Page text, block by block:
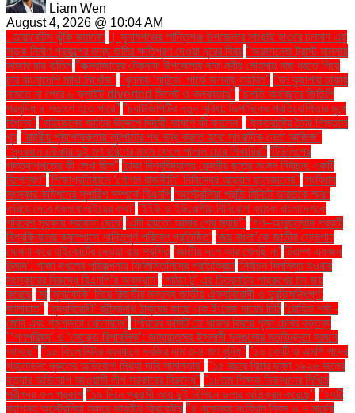
Liam Wen
August 4, 2026 @ 10:04 AM
. ডায়াবেটিস ঝুঁকি কমানো:
। সুনামগঞ্জের শান্তিগঞ্জ উপজেলার সাংহাই হাওরে চলমান এই
সড়ক নির্মাণ প্রকল্পের জন্য জমির ক্ষতিপূরণ দেওয়া দূরের বিষয় ''অরফানেজ ট্রাস্ট মামলায়
সাজার রায় বাতিল ''কক্সবাজারের টেকনাফ উপজেলার নাফ নদীর মোহনায় মাছ ধরতে গিয়ে
চার বাংলাদেশি মাঝি নিখোঁজ'' ''খুলনায় ‘নাটুকে’ পার্কে জলবায়ু তহবিল'' ''ঘন কুয়াশায় ঢাকায়
নামতে না পেরে ৬ ফ্লাইট diverted সিলেট ও কলকাতায়'' ''চলতি অর্থবছরে জিডিপি
প্রবৃদ্ধি ৪ শতাংশ হতে পারে'' ''চ্যাটজিপিটির নতুন সুবিধা: ডিপসিকের প্রতিযোগিতার মুখে
বিপ্লব'' ''বাইডেনের জাতির উদ্দেশে বিদায়ী ভাষণে কী বললেন'' ''যুক্তরাষ্ট্রে তৈরি পিস্তলে
খুন ''রাষ্ট্রীয় পৃষ্ঠপোষকতায় লুটপাটের পথ বন্ধ করতে হবে: সাংবাদিক নেতা আজিজ"
''সুন্দরবনে নৌকায় দুই মণ হরিণের মাংস ফেলে পালাল চোর শিকারিরা'' 'টিউলিপের
পদত্যাগপত্রে কী লেখা ছিল'' 'ঢাকা বিশ্ববিদ্যালয় কেন্দ্রীয় ছাত্র সংসদ নির্বাচন: একটি
বিশ্লেষণ'' 'শিক্ষাপ্রতিষ্ঠানে ‘গোপন রাজনীতি’ নিষিদ্ধের আহ্বান ছাত্রদলের'' 'সংবিধান
সংস্কার কমিশনের সুপারিশ সম্পর্কে বিএনপি ‘অস্ট্রেলিয়া প্রতি মিনিটে ভারতকে স্মরণ
করিয়ে দেবে ধবলধোলাইয়ের কথা’ ‘ইইউ ও ইউরোপীয় বিনিয়োগ ব্যাংক বাংলাদেশকে
পরিবেশ সুরক্ষায় সহায়তা দেবে’ ‘এটা হয়তো আমার শেষ ম্যাচ’" ‘গণ–অভ্যুত্থান পরবর্তী
বিশ্ববিদ্যালয় ক্যাম্পাসে শান্তিপূর্ণ পরিবেশ প্রতিষ্ঠিত’ ‘জয় বাংলা’কে জাতীয় স্লোগান
ঘোষণা করে হাইকোর্টের দেওয়া রায় স্থগিত ‘জাতীয় দলে আর খেলছি না’ ‘ট্রাম্প একজন
উন্মাদ’: গাজা দখলের পরিকল্পনায় ফিলিস্তিনিদের প্রতিক্রিয়া ‘নির্বাচন বিলম্বিত হওয়ার
সংস্কারের বিরুদ্ধে বিএনপি’র অবস্থান’ ‘পাঠান টু’ এর চিত্রনাট্য শাহরুখের মন জয়
করেছে ‘মা ‘মুনাফেকি’ নিয়ে রিজভীর মন্তব্য জাতীয় ঐক্যবিরোধী ও দুরভিসন্ধিপূর্ণ:
জামায়াত" ‘যুদ্ধবিরোধী’ রবীন্দ্রনাথ ঠাকুরের কাছে এক ইংরেজ মায়ের চিঠি ‘রোহিত শর্মা -
মোটা এবং গড়পড়তা খেলোয়াড়’ ‘শিবিরের কমিটি’তে থাকার বিষয়ে পূজা চেরির বক্তব্য
"‘গণপরিষদ’ ও ‘সেকেন্ড রিপাবলিক’: জামায়াতসহ ইসলামী দলগুলোর মতভিন্নতা সামনে
আসছে" "১০ কিলোমিটার ব্যবধানে সবজির দাম ৩-৪ গুণ বৃদ্ধি" "১০ কোটি ও এমপি পদের
প্রলোভন: নুরুলের অভিযোগ মিথ্যা দাবি সামান্তার" "১৫ বছরে বিচার ছাড়া ১৯২৬ জনের
হত্যার অভিযোগ আওয়ামী লীগ সরকারের বিরুদ্ধে" "১৮তম শিক্ষক নিবন্ধনের লিখিত
পরীক্ষার ফল প্রকাশ "১৯ দিনে প্রবাসী আয় দুই বিলিয়ন ডলার অতিক্রম করেছে" "২৭টি
ব্যাগসহ অস্ট্রেলিয়া সফরে ভারতীয় ক্রিকেটার "৪ নভেম্বর সংবিধান দিবস ও ৭ মার্চের